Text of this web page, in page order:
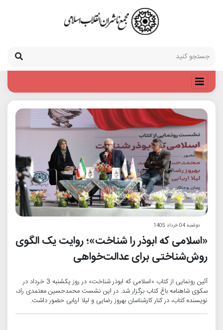
دوشنبه 04 خرداد 1405
«اسلامی که ابوذر را شناخت»؛ روایت یک الگوی
روش‌شناختی برای عدالت‌خواهی
آئین رونمایی از کتاب «اسلامی که ابوذر شناخت» در روز یکشنبه 3 خرداد در
سکوی شاهنامه باغ کتاب برگزار شد. در این نشست محمدحسین معتمدی راد،
نویسنده کتاب، در کنار کارشناسان بهروز رضایی و لیلا اربابی حضور داشت.